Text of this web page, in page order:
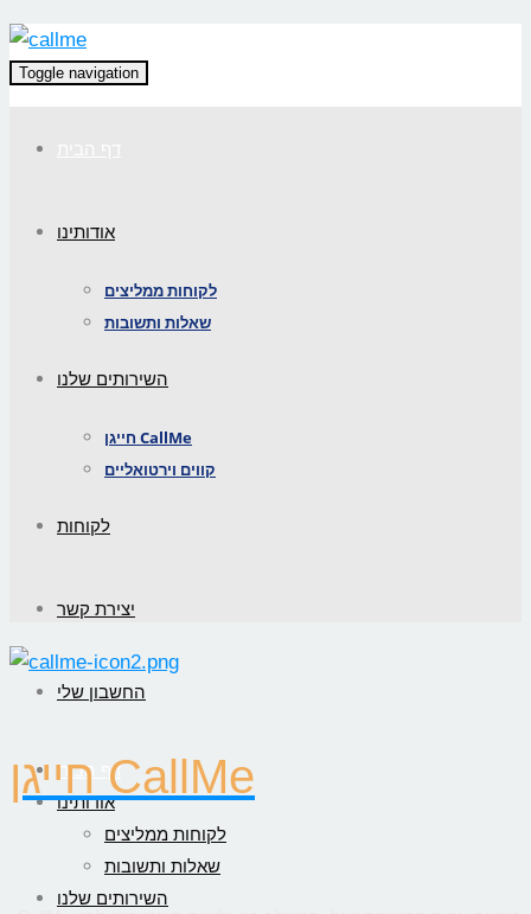
Toggle navigation
אודותינו
לקוחות ממליצים
שאלות ותשובות
השירותים שלנו
חייגן CallMe
קווים וירטואליים
לקוחות
יצירת קשר
החשבון שלי
דף הבית
אודותינו
לקוחות ממליצים
שאלות ותשובות
השירותים שלנו
חייגן CallMe